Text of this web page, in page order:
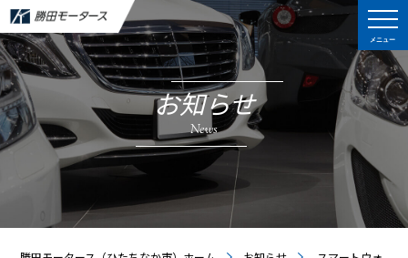
メニュー
お知らせ
News